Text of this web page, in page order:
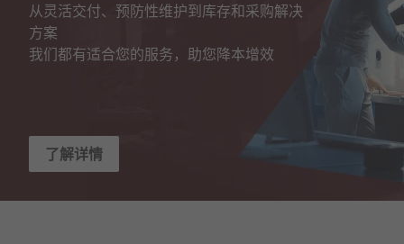
从灵活交付、预防性维护到库存和采购解决
方案
我们都有适合您的服务，助您降本增效
了解详情